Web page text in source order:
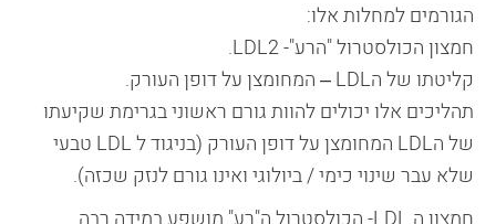
הגורמים למחלות אלו:
חמצון הכולסטרול "הרע"- LDL2.
קליטתו של הLDL – המחומצן על דופן העורק.
תהליכים אלו יכולים להוות גורם ראשוני בגרימת שקיעתו
של הLDL המחומצן על דופן העורק (בניגוד ל LDL טבעי
שלא עבר שינוי כימי / ביולוגי ואינו גורם לנזק שכזה).